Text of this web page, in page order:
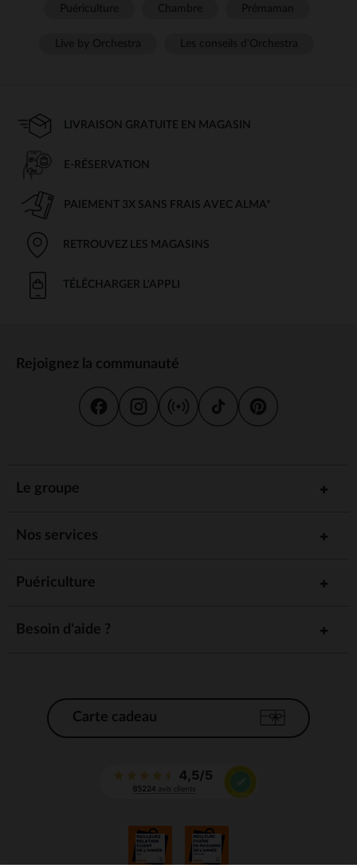
LIVRAISON GRATUITE EN MAGASIN
E-RÉSERVATION
PAIEMENT 3X SANS FRAIS AVEC ALMA*
RETROUVEZ LES MAGASINS
TÉLÉCHARGER L'APPLI
Rejoignez la communauté
Le groupe
Nos services
Puériculture
Besoin d'aide ?
Carte cadeau